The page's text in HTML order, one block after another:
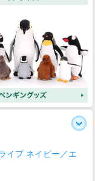
イプ ネイビー／エ